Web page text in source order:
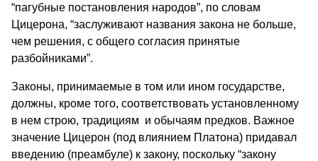
“пагубные постановления народов”, по словам
Цицерона, “заслуживают названия закона не больше,
чем решения, с общего согласия принятые
разбойниками”.
Законы, принимаемые в том или ином государстве,
должны, кроме того, соответствовать установленному
в нем строю, традициям и обычаям предков. Важное
значение Цицерон (под влиянием Платона) придавал
введению (преамбуле) к закону, поскольку “закону